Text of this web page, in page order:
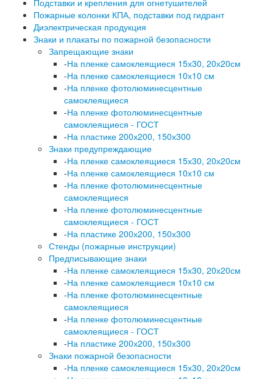
Подставки и крепления для огнетушителей
Пожарные колонки КПА, подставки под гидрант
Диэлектрическая продукция
Знаки и плакаты по пожарной безопасности
Запрещающие знаки
-На пленке самоклеящиеся 15х30, 20х20см
-На пленке самоклеящиеся 10х10 см
-На пленке фотолюминесцентные
самоклеящиеся
-На пленке фотолюминесцентные
самоклеящиеся - ГОСТ
-На пластике 200х200, 150х300
Знаки предупреждающие
-На пленке самоклеящиеся 15х30, 20х20см
-На пленке самоклеящиеся 10х10 см
-На пленке фотолюминесцентные
самоклеящиеся
-На пленке фотолюминесцентные
самоклеящиеся - ГОСТ
-На пластике 200х200, 150х300
Стенды (пожарные инструкции)
Предписывающие знаки
-На пленке самоклеящиеся 15х30, 20х20см
-На пленке самоклеящиеся 10х10 см
-На пленке фотолюминесцентные
самоклеящиеся
-На пленке фотолюминесцентные
самоклеящиеся - ГОСТ
-На пластике 200х200, 150х300
Знаки пожарной безопасности
-На пленке самоклеящиеся 15х30, 20х20см